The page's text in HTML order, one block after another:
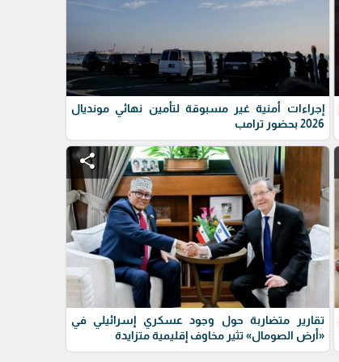
إجراءات أمنية غير مسبوقة لتأمين نهائي مونديال
2026 بحضور ترامب
share
تقارير متضاربة حول وجود عسكري إسرائيلي في
«أرض الصومال» تثير مخاوف إقليمية متزايدة